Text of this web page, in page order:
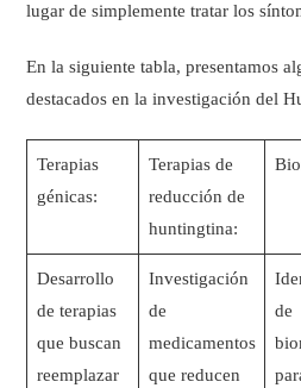
lugar de simplemente tratar los
En la siguiente tabla, presentamos
destacados en la investigación del
Terapias
génicas:
Terapias de
reducción de
huntingtina:
Desarrollo
de terapias
que buscan
reemplazar
Investigación
de
medicamentos
que reducen
de